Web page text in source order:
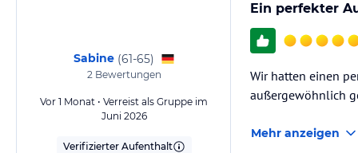
Sabine (61-65)
2Bewertungen
Vor 1 Monat • Verreist als Gruppe im
Juni 2026
Verifizierter Aufenthalt
Ein perfekter
Wir hatten einen
außergewöhnlich
Mehr anzeigen